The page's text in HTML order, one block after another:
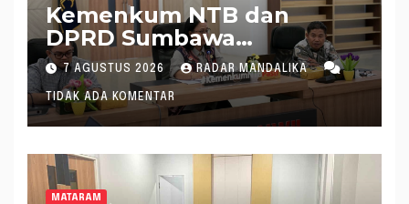
Kemenkum NTB dan
DPRD Sumbawa
Mantapkan Rencana
Pembentukan 8 Raperda
Inisiatif
7 AGUSTUS 2026 RADAR MANDALIKA
TIDAK ADA KOMENTAR
MATARAM